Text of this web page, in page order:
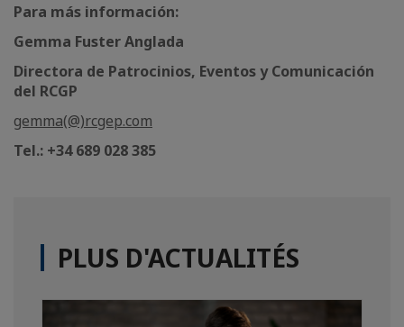
Para más información:
Gemma Fuster Anglada
Directora de Patrocinios, Eventos y Comunicación
del RCGP
gemma(@)rcgep.com
Tel.: +34 689 028 385
PLUS D'ACTUALITÉS